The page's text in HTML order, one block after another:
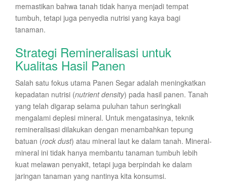
memastikan bahwa tanah tidak hanya menjadi tempat
tumbuh, tetapi juga penyedia nutrisi yang kaya bagi
tanaman.
Strategi Remineralisasi untuk
Kualitas Hasil Panen
Salah satu fokus utama Panen Segar adalah meningkatkan
kepadatan nutrisi (nutrient density) pada hasil panen. Tanah
yang telah digarap selama puluhan tahun seringkali
mengalami deplesi mineral. Untuk mengatasinya, teknik
remineralisasi dilakukan dengan menambahkan tepung
batuan (rock dust) atau mineral laut ke dalam tanah. Mineral-
mineral ini tidak hanya membantu tanaman tumbuh lebih
kuat melawan penyakit, tetapi juga berpindah ke dalam
jaringan tanaman yang nantinya kita konsumsi.